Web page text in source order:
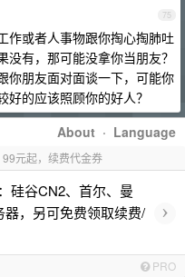
75
作或者人事物跟你掏心掏肺吐
有，那可能没拿你当朋友？
你朋友面对面谈一下，可能你
的应该照顾你的好人？
About · Language
元起，续费代金券
硅谷CN2、首尔、曼
，另可免费领取续费/
›
PRO